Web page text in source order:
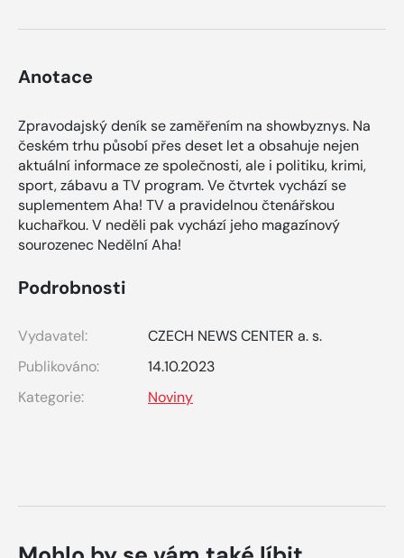
Anotace
Zpravodajský deník se zaměřením na showbyznys. Na
českém trhu působí přes deset let a obsahuje nejen
aktuální informace ze společnosti, ale i politiku, krimi,
sport, zábavu a TV program. Ve čtvrtek vychází se
suplementem Aha! TV a pravidelnou čtenářskou
kuchařkou. V neděli pak vychází jeho magazínový
sourozenec Nedělní Aha!
Podrobnosti
Vydavatel:
CZECH NEWS CENTER a. s.
Publikováno:
14.10.2023
Kategorie:
Noviny